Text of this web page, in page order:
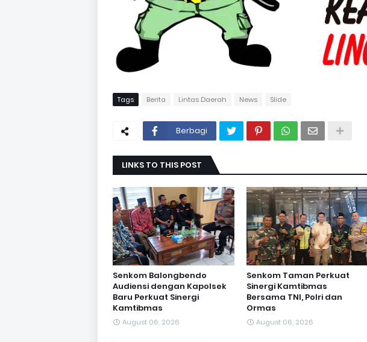
Tags Berita Lintas Daerah News Slide
Berbagi
LINKS TO THIS POST
Senkom Balongbendo
Audiensi dengan Kapolsek
Baru Perkuat Sinergi
Kamtibmas
August 06, 2026
Senkom Taman Perkuat
Sinergi Kamtibmas
Bersama TNI, Polri dan
Ormas
August 06, 2026